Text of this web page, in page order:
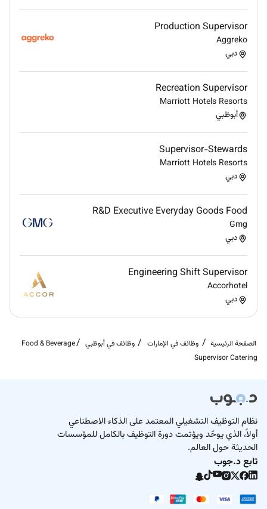
Production Supervisor
Aggreko
دبي
Recreation Supervisor
Marriott Hotels Resorts
أبوظبي
Supervisor-Stewards
Marriott Hotels Resorts
دبي
R&D Executive Everyday Goods Food
Gmg
دبي
Engineering Shift Supervisor
Accorhotel
دبي
الصفحة الرئيسية وظائف في الإمارات وظائف في أبوظبي
Food & Beverage
Supervisor Catering
نظام التوظيف التشغيلي المعتمد على الذكاء الاصطناعي
أولاً، الذي يوحّد ويؤتمت دورة التوظيف بالكامل للمؤسسات
الحديثة حول العالم.
تابع د.جوب